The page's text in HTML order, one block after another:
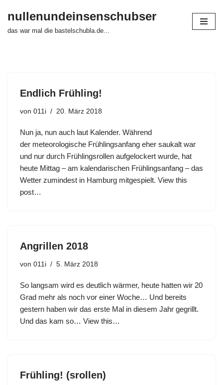
Zum
nullenundeinsenschubser
das war mal die bastelschubla.de...
Endlich Frühling!
von 011i 20. März 2018
Nun ja, nun auch laut Kalender. Während
der meteorologische Frühlingsanfang eher saukalt war
und nur durch Frühlingsrollen aufgelockert wurde, hat
heute Mittag – am kalendarischen Frühlingsanfang – das
Wetter zumindest in Hamburg mitgespielt. View this
post…
Angrillen 2018
von 011i 5. März 2018
So langsam wird es deutlich wärmer, heute hatten wir 20
Grad mehr als noch vor einer Woche… Und bereits
gestern haben wir das erste Mal in diesem Jahr gegrillt.
Und das kam so… View this…
Frühling! (srollen)